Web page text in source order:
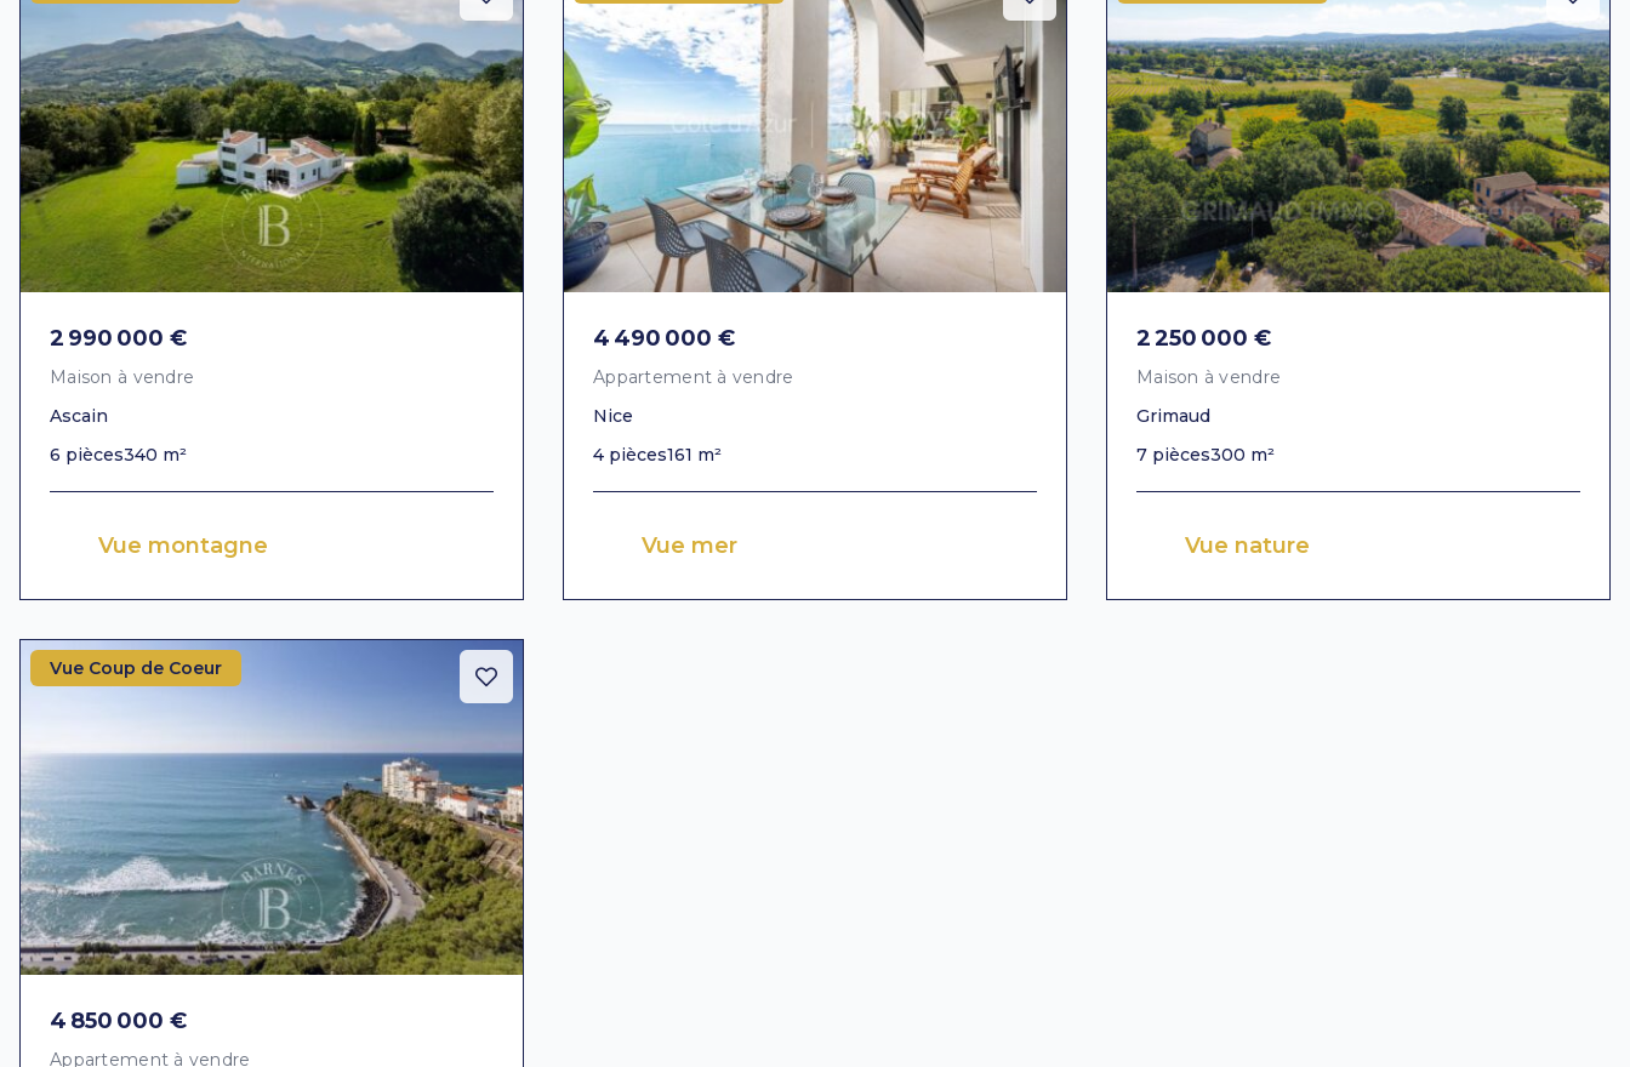
2 990 000 €
Maison à vendre
Ascain
6 pièces340 m²
Vue montagne
4 490 000 €
Appartement à vendre
Nice
4 pièces161 m²
Vue mer
2 250 000 €
Maison à vendre
Grimaud
7 pièces300 m²
Vue nature
Vue Coup de Coeur
4 850 000 €
Appartement à vendre